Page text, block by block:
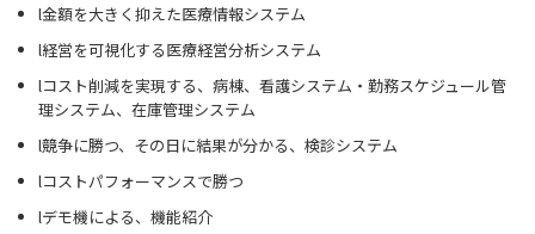
l金額を大きく抑えた医療情報システム
l経営を可視化する医療経営分析システム
lコスト削減を実現する、病棟、看護システム・勤務スケジュール管
理システム、在庫管理システム
l競争に勝つ、その日に結果が分かる、検診システム
lコストパフォーマンスで勝つ
lデモ機による、機能紹介